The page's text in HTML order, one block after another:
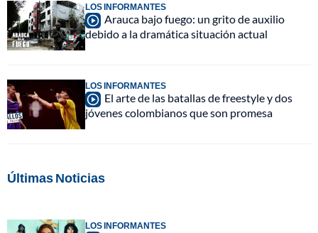
LOS INFORMANTES
Arauca bajo fuego: un grito de auxilio
debido a la dramática situación actual
LOS INFORMANTES
El arte de las batallas de freestyle y dos
jóvenes colombianos que son promesa
Últimas Noticias
LOS INFORMANTES